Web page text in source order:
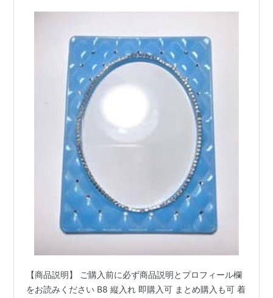
【商品説明】 ご購入前に必ず商品説明とプロフィール欄
をお読みください B8 縦入れ 即購入可 まとめ購入も可 着